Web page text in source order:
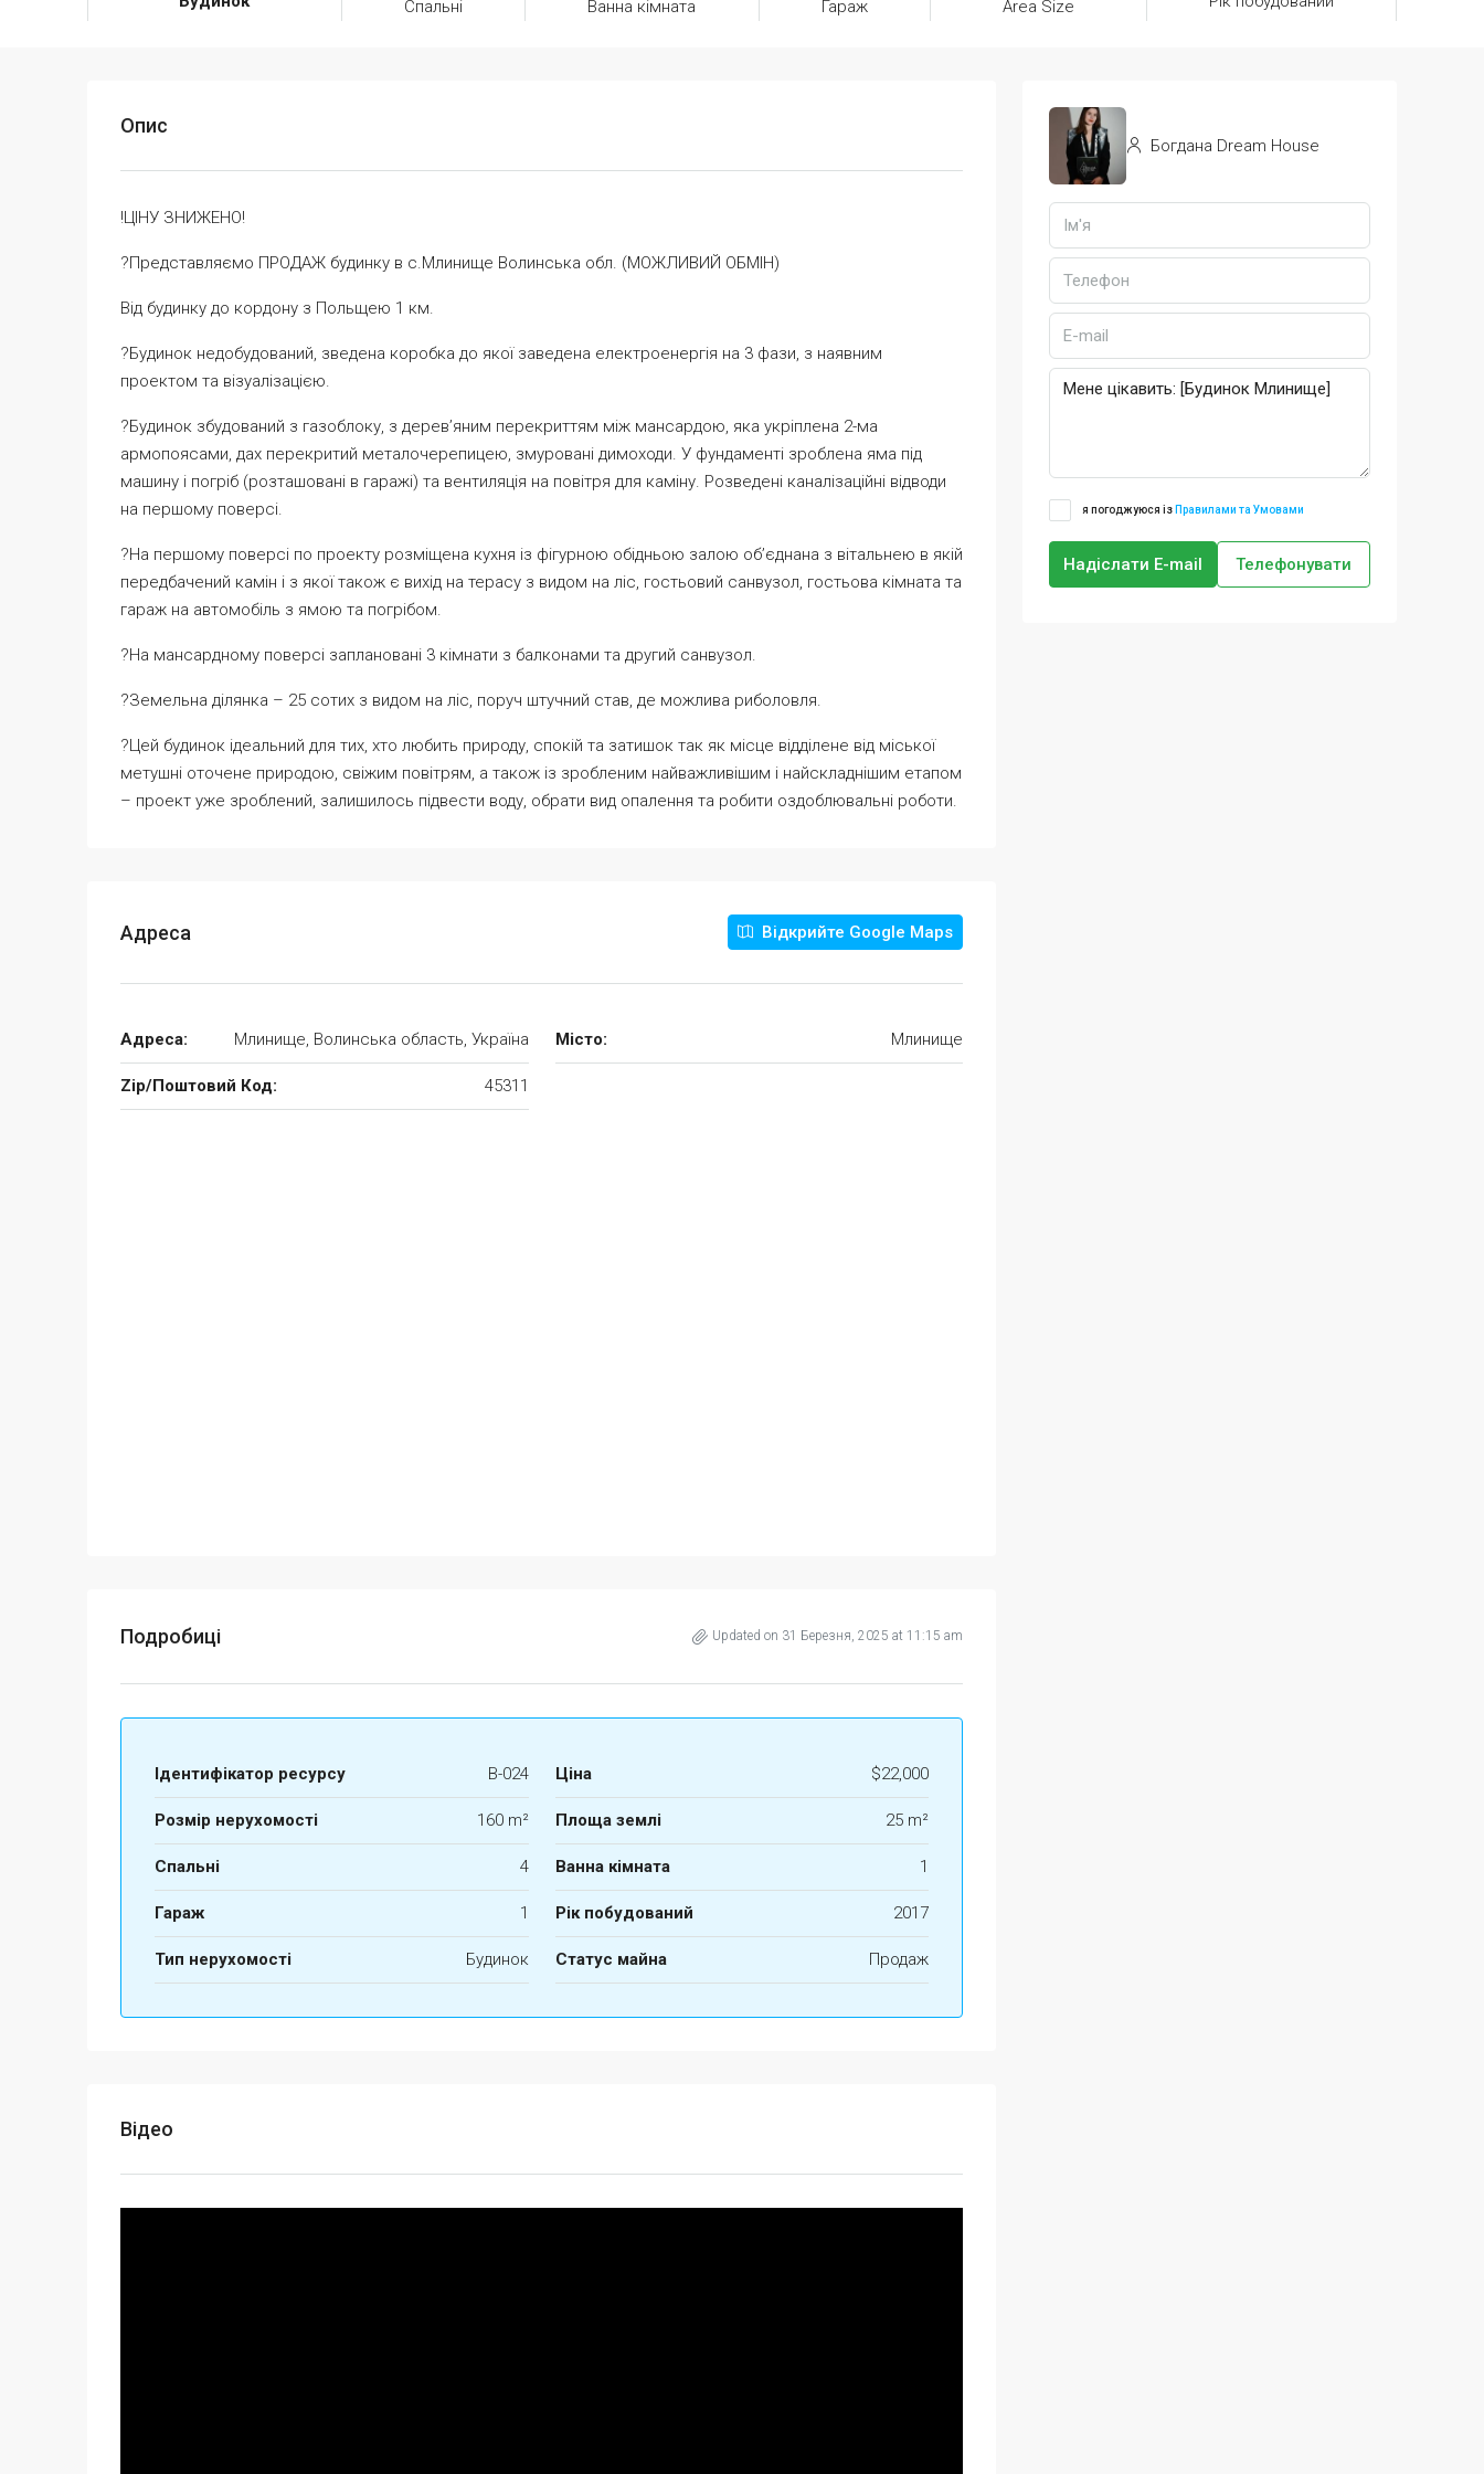
Спальні Ванна кімната Гараж Area Size
Опис
!ЦІНУ ЗНИЖЕНО!
?Представляємо ПРОДАЖ будинку в с.Млинище Волинська обл. (МОЖЛИВИЙ ОБМІН)
Від будинку до кордону з Польщею 1 км.
?Будинок недобудований, зведена коробка до якої заведена електроенергія на 3 фази, з наявним
проектом та візуалізацією.
?️Будинок збудований з газоблоку, з деревʼяним перекриттям між мансардою, яка укріплена 2-ма
армопоясами, дах перекритий металочерепицею, змуровані димоходи. У фундаменті зроблена яма під
машину і погріб (розташовані в гаражі) та вентиляція на повітря для каміну. Розведені каналізаційні відводи
на першому поверсі.
?На першому поверсі по проекту розміщена кухня із фігурною обідньою залою обʼєднана з вітальнею в якій
передбачений камін і з якої також є вихід на терасу з видом на ліс, гостьовий санвузол, гостьова кімната та
гараж на автомобіль з ямою та погрібом.
?На мансардному поверсі заплановані 3 кімнати з балконами та другий санвузол.
?Земельна ділянка – 25 сотих з видом на ліс, поруч штучний став, де можлива риболовля.
?️Цей будинок ідеальний для тих, хто любить природу, спокій та затишок так як місце відділене від міської
метушні оточене природою, свіжим повітрям, а також із зробленим найважливішим і найскладнішим етапом
– проект уже зроблений, залишилось підвести воду, обрати вид опалення та робити оздоблювальні роботи.
Адреса Відкрийте Google Maps
Адреса: Млинище, Волинська область, Україна Місто: Млинище
Zip/Поштовий Код: 45311
Подробиці Updated on 31 Березня, 2025 at 11:15 am
Ідентифікатор ресурсу B-024 Ціна $22,000
Розмір нерухомості 160 m² Площа землі 25 m²
Спальні 4 Ванна кімната 1
Гараж 1 Рік побудований 2017
Тип нерухомості Будинок Статус майна Продаж
Відео
Богдана Dream House
я погоджуюся із Правилами та Умовами
Надіслати E-mail Телефонувати